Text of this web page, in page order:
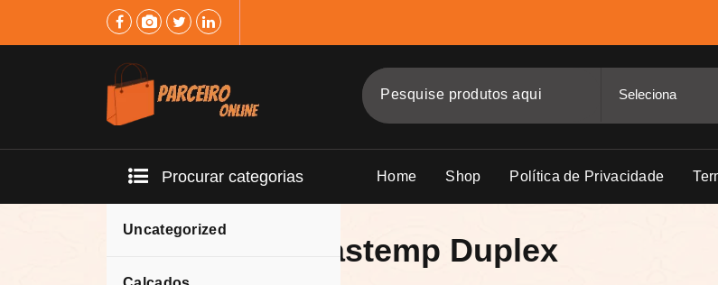
Procurar categorias
Uncategorized
Home Shop Política de Privacidade
Geladeira Brastemp Duplex